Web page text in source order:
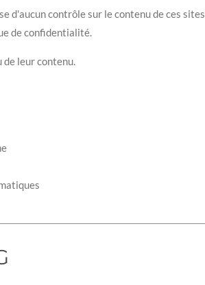
d'aucun contrôle sur le contenu de ces sites
de confidentialité.
de leur contenu.